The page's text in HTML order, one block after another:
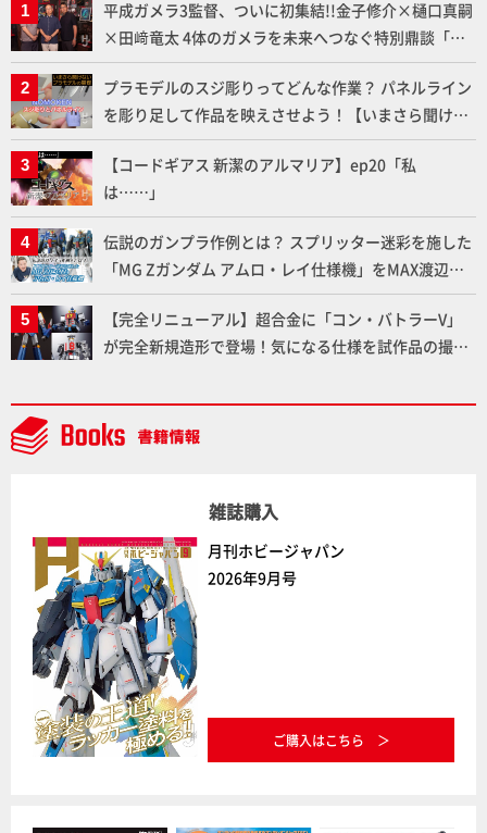
平成ガメラ3監督、ついに初集結!!金子修介×樋口真嗣
×田﨑竜太 4体のガメラを未来へつなぐ特別鼎談「ガ
メラ永久保存化プロジェクト FINAL」
プラモデルのスジ彫りってどんな作業？ パネルライン
を彫り足して作品を映えさせよう！【いまさら聞けな
いプラモデルの基礎：スジ彫りとパネルライン】
【コードギアス 新潔のアルマリア】ep20「私
は……」
伝説のガンプラ作例とは？ スプリッター迷彩を施した
「MG Zガンダム アムロ・レイ仕様機」をMAX渡辺が
ふたたび塗る!!【試し読み】
【完全リニューアル】超合金に「コン・バトラーV」
が完全新規造形で登場！気になる仕様を試作品の撮り
ト」セット情報もお届け！【超合金の魂】
雑誌購入
月刊ホビージャパン
2026年9月号
ご購入はこちら